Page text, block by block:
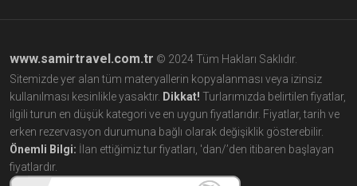
www.samirtravel.com.tr © 2024 Tüm Hakları Saklıdır.
Sitemizde yer alan tüm materyallerin kopyalanması veya izinsiz
kullanılması kesinlikle yasaktır. Dikkat! Turlarımızda belirtilen fiyatlar,
ilgili turun en düşük kategori ve en uygun fiyatlarıdır. Fiyatlar, tarih ve
erken rezervasyon durumuna bağlı olarak değişiklik gösterebilir.
Önemli Bilgi: İlan ettiğimiz tur fiyatları, 'dan/’den itibaren başlayan
fiyatlardır.